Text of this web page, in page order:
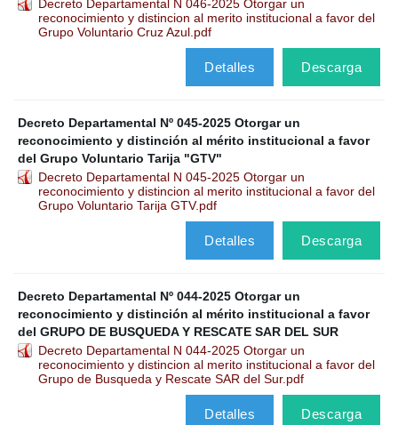
Decreto Departamental N 046-2025 Otorgar un
reconocimiento y distincion al merito institucional a favor del
Grupo Voluntario Cruz Azul.pdf
Descarga
Detalles
Decreto Departamental Nº 045-2025 Otorgar un
reconocimiento y distinción al mérito institucional a favor
del Grupo Voluntario Tarija "GTV"
Decreto Departamental N 045-2025 Otorgar un
reconocimiento y distincion al merito institucional a favor del
Grupo Voluntario Tarija GTV.pdf
Descarga
Detalles
Decreto Departamental Nº 044-2025 Otorgar un
reconocimiento y distinción al mérito institucional a favor
del GRUPO DE BUSQUEDA Y RESCATE SAR DEL SUR
Decreto Departamental N 044-2025 Otorgar un
reconocimiento y distincion al merito institucional a favor del
Grupo de Busqueda y Rescate SAR del Sur.pdf
Descarga
Detalles